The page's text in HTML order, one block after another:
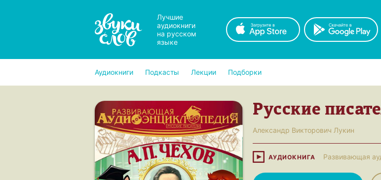
Лучшие
аудиокниги
на русском
языке
Аудиокниги Подкасты Лекции Подборки
Русские
Александр Викторович Лукин
АУДИОКНИГА Развивающая